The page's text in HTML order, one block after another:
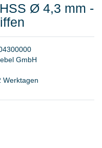
Ø 4,3 mm -
4300000
ebel GmbH
Werktagen